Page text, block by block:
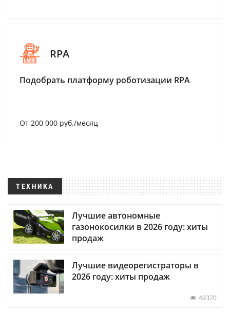
RPA
Подобрать платформу роботизации RPA
От 200 000 руб./месяц
ТЕХНИКА
Лучшие автономные
газонокосилки в 2026 году: хиты
продаж
Лучшие видеорегистраторы в
2026 году: хиты продаж
49370